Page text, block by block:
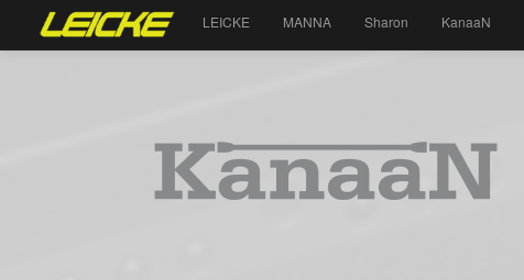
LEICKE MANNA Sharon KanaaN